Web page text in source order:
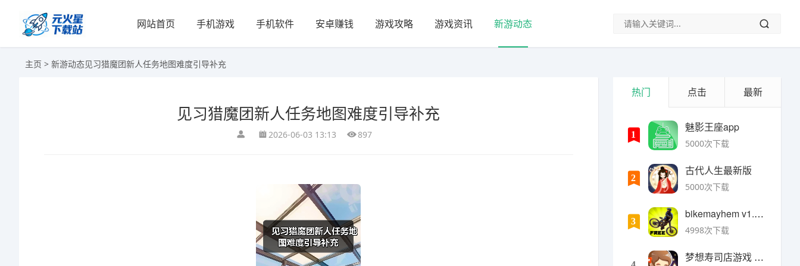
网站首页 手机游戏 手机软件 安卓赚钱 游戏攻略 游戏资讯 新游动态
主页 > 新游动态见习猎魔团新人任务地图难度引导补充
见习猎魔团新人任务地图难度引导补充
2026-06-03 13:13 897
热门 点击 最新
1
魅影王座app
5000次下载
2
古代人生最新版
5000次下载
3
bikemayhem v1.6.2安卓版
4998次下载
梦想寿司店游戏 v4.14.1安卓版